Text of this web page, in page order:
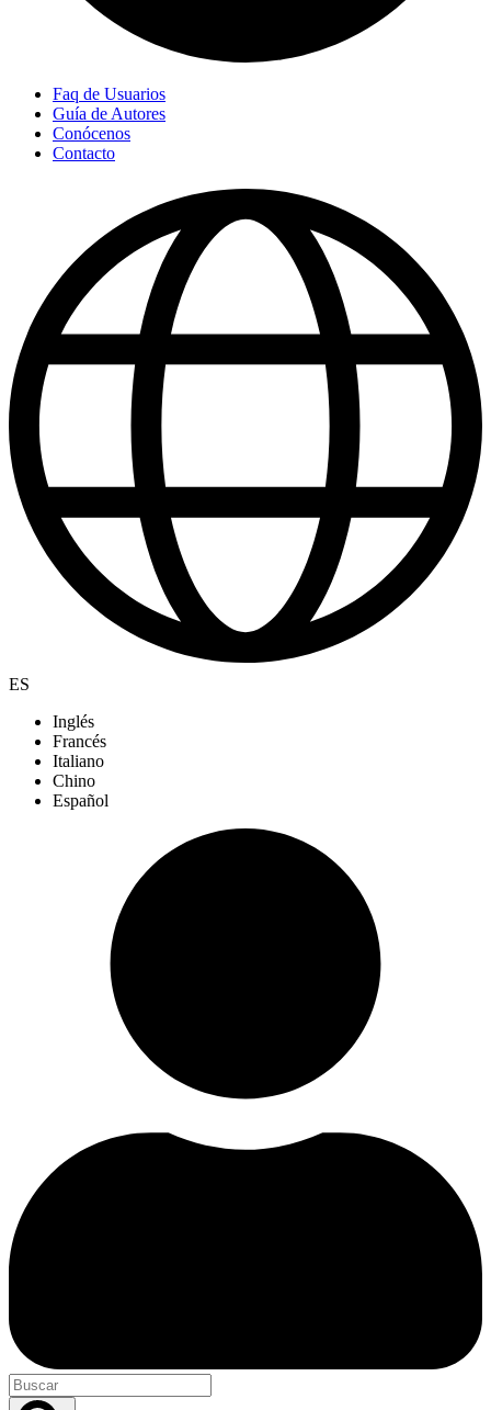
Faq de Usuarios
Guía de Autores
Conócenos
Contacto
ES
Inglés
Francés
Italiano
Chino
Español